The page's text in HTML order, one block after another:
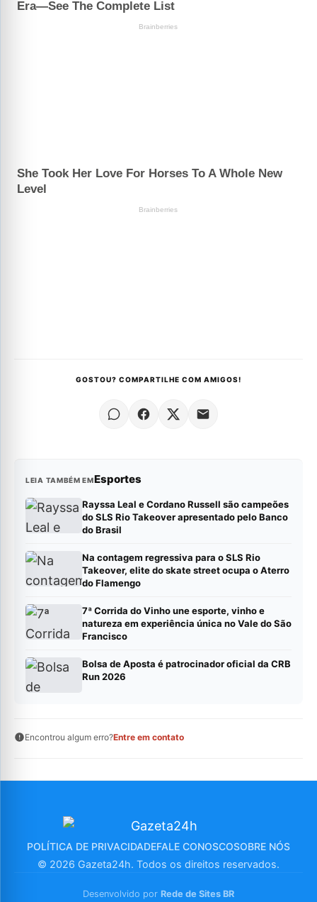
GOSTOU? COMPARTILHE COM AMIGOS!
LEIA TAMBÉM EMEsportes
Rayssa Leal e Cordano Russell são campeões
do SLS Rio Takeover apresentado pelo Banco
do Brasil
Na contagem regressiva para o SLS Rio
Takeover, elite do skate street ocupa o Aterro
do Flamengo
7ª Corrida do Vinho une esporte, vinho e
natureza em experiência única no Vale do São
Francisco
Bolsa de Aposta é patrocinador oficial da CRB
Run 2026
Encontrou algum erro?Entre em contato
POLÍTICA DE PRIVACIDADEFALE CONOSCOSOBRE NÓS
© 2026 Gazeta24h. Todos os direitos reservados.
Desenvolvido por Rede de Sites BR